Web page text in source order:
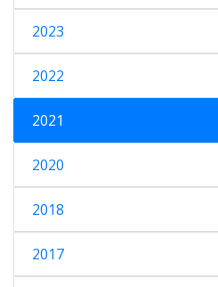
2023
2022
2021
2020
2018
2017